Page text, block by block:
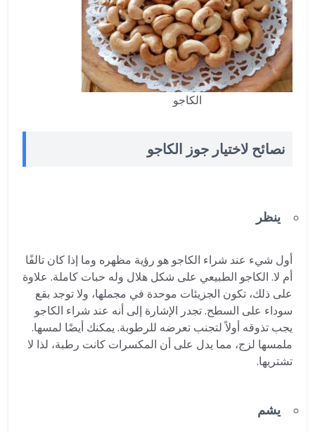
الكاجو
نصائح لاختيار جوز الكاجو
ينظر
أول شيء عند شراء الكاجو هو رؤية مظهره وما إذا كان تالفًا
أم لا. الكاجو الطبيعي على شكل هلال وله حبات كاملة. علاوة
على ذلك، تكون الجزيئات موحدة في مجملها، ولا توجد بقع
سوداء على السطح. تجدر الإشارة إلى أنه عند شراء الكاجو
يجب تذوقه أولاً لتجنب تعرضه للرطوبة. يمكنك أيضًا لمسها.
ملمسها لزج، مما يدل على أن المكسرات كانت رطبة، لذا لا
تشتريها.
يشم